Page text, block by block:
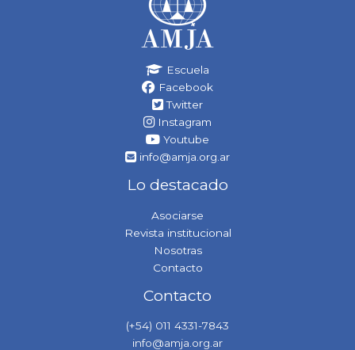
Escuela
Facebook
Twitter
Instagram
Youtube
info@amja.org.ar
Lo destacado
Asociarse
Revista institucional
Nosotras
Contacto
Contacto
(+54) 011 4331-7843
info@amja.org.ar